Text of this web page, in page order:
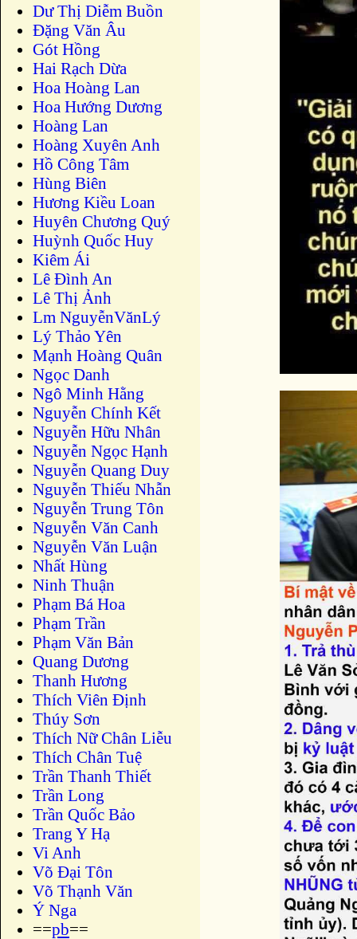
Dư Thị Diễm Buồn
Ðặng Văn Âu
Gót Hồng
Hai Rạch Dừa
Hoa Hoàng Lan
Hoa Hướng Dương
Hoàng Lan
Hoàng Xuyên Anh
Hồ Công Tâm
Hùng Biên
Hương Kiều Loan
Huyên Chương Quý
Huỳnh Quốc Huy
Kiêm Ái
Lê Đình An
Lê Thị Ảnh
Lm NguyễnVănLý
Lý Thảo Yên
Mạnh Hoàng Quân
Ngọc Danh
Ngô Minh Hằng
Nguyễn Chính Kết
Nguyễn Hữu Nhân
Nguyễn Ngọc Hạnh
Nguyễn Quang Duy
Nguyễn Thiếu Nhẫn
Nguyễn Trung Tôn
Nguyễn Văn Canh
Nguyễn Văn Luận
Nhất Hùng
Ninh Thuận
Phạm Bá Hoa
Phạm Trần
Phạm Văn Bản
Quang Dương
Thanh Hương
Thích Viên Định
Thúy Sơn
Thích Nữ Chân Liễu
Thích Chân Tuệ
Trần Thanh Thiết
Trần Long
Trần Quốc Bảo
Trang Y Hạ
Vi Anh
Võ Đại Tôn
Võ Thạnh Văn
Ý Nga
==pb==